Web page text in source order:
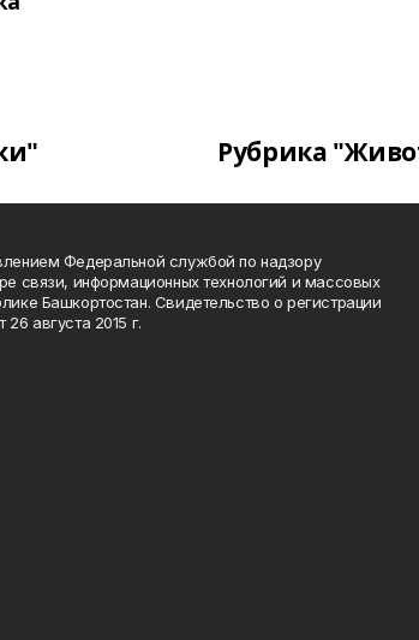
Рубрика
Федеральной службой по надзору
связи, информационных технологий и массовых
Башкортостан. Свидетельство о регистрации
августа 2015 г.